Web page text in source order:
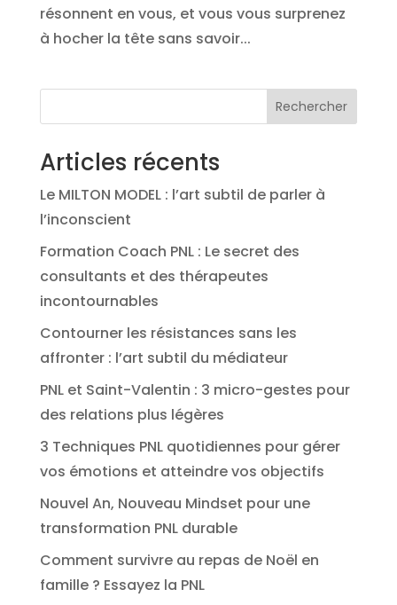
résonnent en vous, et vous vous surprenez
à hocher la tête sans savoir...
Rechercher
Articles récents
Le MILTON MODEL : l’art subtil de parler à
l’inconscient
Formation Coach PNL : Le secret des
consultants et des thérapeutes
incontournables
Contourner les résistances sans les
affronter : l’art subtil du médiateur
PNL et Saint-Valentin : 3 micro-gestes pour
des relations plus légères
3 Techniques PNL quotidiennes pour gérer
vos émotions et atteindre vos objectifs
Nouvel An, Nouveau Mindset pour une
transformation PNL durable
Comment survivre au repas de Noël en
famille ? Essayez la PNL